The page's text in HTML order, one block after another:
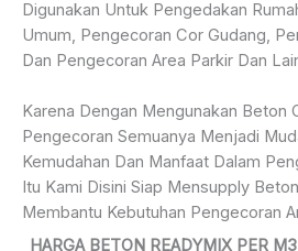
Digunakan Untuk Pengedakan
Umum, Pengecoran Cor Gudang,
Dan Pengecoran Area Parkir Dan
Karena Dengan Mengunakan Beton
Pengecoran Semuanya Menjadi
Kemudahan Dan Manfaat Dalam
Itu Kami Disini Siap Mensupply
Membantu Kebutuhan Pengecoran
HARGA BETON READYMIX PER M3